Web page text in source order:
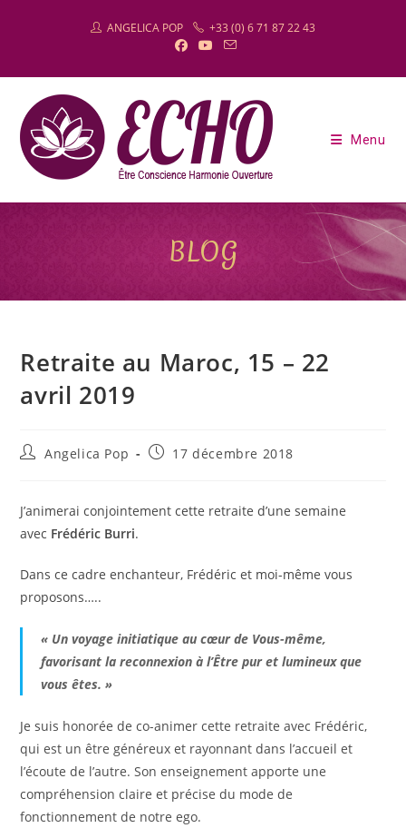
ANGELICA POP +33 (0) 6 71 87 22 43
Menu
BLOG
Retraite au Maroc, 15 – 22
avril 2019
Auteur/autrice
publication :
Angelica Pop
Publication
17 décembre 2018
J’animerai conjointement cette retraite d’une semaine
avec Frédéric Burri.
Dans ce cadre enchanteur, Frédéric et moi-mêmevous
proposons…..
« Un voyage initiatique au cœur de Vous-même,
favorisant la reconnexion à l’Être pur et lumineux que
vous êtes. »
Je suis honorée de co-animer cette retraite avec Frédéric,
qui est un être généreux et rayonnant dans l’accueil et
l’écoute de l’autre. Son enseignement apporte une
compréhension claire et précise du mode de
fonctionnement de notre ego.